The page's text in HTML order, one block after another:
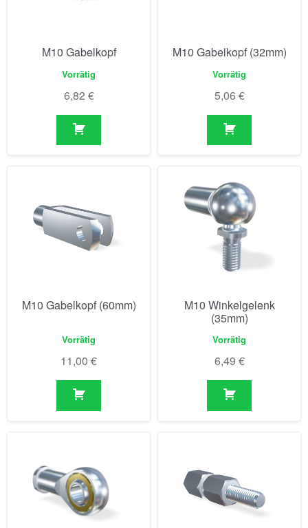
M10 Gabelkopf
Vorrätig
6,82 €
M10 Gabelkopf (32mm)
Vorrätig
5,06 €
M10 Gabelkopf (60mm)
Vorrätig
11,00 €
M10 Winkelgelenk
(35mm)
Vorrätig
6,49 €